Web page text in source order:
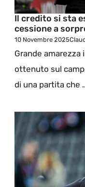
Il credito si sta
cessione a
10 Novembre 2025
Grande amarezza
ottenuto sul
di una partita che